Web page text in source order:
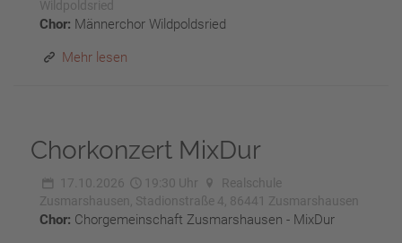
Wildpoldsried
Chor: Männerchor Wildpoldsried
Mehr lesen
Chorkonzert MixDur
17.10.2026 19:30 Uhr
Realschule
Zusmarshausen, Stadionstraße 4, 86441 Zusmarshausen
Chor: Chorgemeinschaft Zusmarshausen - MixDur